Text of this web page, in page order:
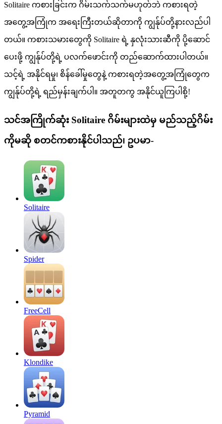
Solitaire ကစားခြင်းက ဂိမ်းသက်သက်မဟုတ်ဘဲ ကစားရတဲ့
အတွေ့အကြုံက အရေးကြီးတယ်ဆိုတာကို ကျွန်ုပ်တို့နားလည်ပါ
တယ်။ ကစားသမားတွေကို Solitaire ရဲ့ နှလုံးသားဆီကို ပို့ဆောင်
ပေးဖို့ ကျွန်ုပ်တို့ရဲ့ ပလက်ဖောင်းကို တည်ဆောက်ထားပါတယ်။
သင့်ရဲ့ အနိုင်ရမှု၊ စိန်ခေါ်မှုတွေနဲ့ ကစားရတဲ့အတွေ့အကြုံတွေက
ကျွန်ုပ်တို့ရဲ့ ရည်မှန်းချက်ပါ။ အတူတကွ အနိုင်ယူကြပါစို့!
သင်အကြိုက်ဆုံး Solitaire ဂိမ်းများထဲမှ မည်သည့်ဂိမ်း
ကိုမဆို စတင်ကစားနိုင်ပါသည်၊ ဥပမာ-
Solitaire
Spider
FreeCell
Klondike
Pyramid